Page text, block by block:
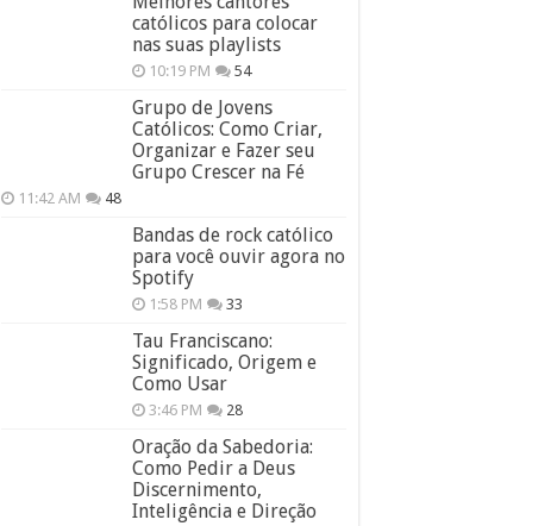
católicos para colocar
nas suas playlists
10:19 PM 54
Grupo de Jovens
Católicos: Como Criar,
Organizar e Fazer seu
Grupo Crescer na Fé
11:42 AM 48
Bandas de rock católico
para você ouvir agora no
Spotify
1:58 PM 33
Tau Franciscano:
Significado, Origem e
Como Usar
3:46 PM 28
Oração da Sabedoria:
Como Pedir a Deus
Discernimento,
Inteligência e Direção